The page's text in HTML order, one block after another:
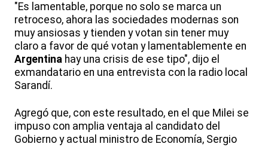
"Es lamentable, porque no solo se marca un
retroceso, ahora las sociedades modernas son
muy ansiosas y tienden y votan sin tener muy
claro a favor de qué votan y lamentablemente en
Argentina hay una crisis de ese tipo", dijo el
exmandatario en una entrevista con la radio local
Sarandí.
Agregó que, con este resultado, en el que Milei se
impuso con amplia ventaja al candidato del
Gobierno y actual ministro de Economía, Sergio